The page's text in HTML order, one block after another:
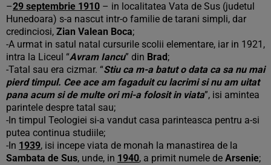
–29 septembrie 1910 – in localitatea Vata de Sus (judetul
Hunedoara) s-a nascut intr-o familie de tarani simpli, dar
credinciosi, Zian Valean Boca;
-A urmat in satul natal cursurile scolii elementare, iar in 1921,
intra la Liceul “Avram Iancu” din Brad ;
-Tatal sau era cizmar. “Stiu ca m-a batut o data ca sa nu mai
pierd timpul. Cee ace am fagaduit cu lacrimi si nu am uitat
pana acum si de multe ori mi-a folosit in viata”, isi amintea
parintele despre tatal sau;
-In timpul Teologiei si-a vandut casa parinteasca pentru a-si
putea continua studiile;
-In 1939, isi incepe viata de monah la manastirea de la
Sambata de Sus, unde, in 1940, a primit numele de Arsenie;